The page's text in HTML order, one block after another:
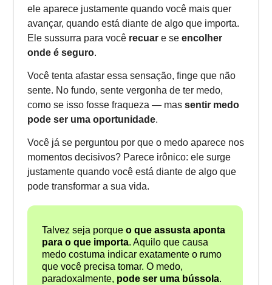
ele aparece justamente quando você mais quer
avançar, quando está diante de algo que importa.
Ele sussurra para você recuare se encolher
onde é seguro.
Você tenta afastar essa sensação, finge que não
sente. No fundo, sente vergonha de ter medo,
como se isso fosse fraqueza — mas sentir medo
pode ser uma oportunidade.
Você já se perguntou por que o medo aparece nos
momentos decisivos? Parece irônico: ele surge
justamente quando você está diante de algo que
pode transformar a sua vida.
Talvez seja porque o que assusta aponta
para o que importa. Aquilo que causa
medo costuma indicar exatamente o rumo
que você precisa tomar. O medo,
paradoxalmente, pode ser uma bússola.